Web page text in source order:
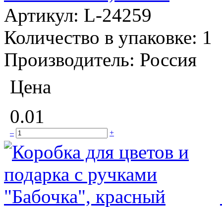
Артикул: L-24259
Количество в упаковке: 1
Производитель: Россия
Цена
0.01
– +